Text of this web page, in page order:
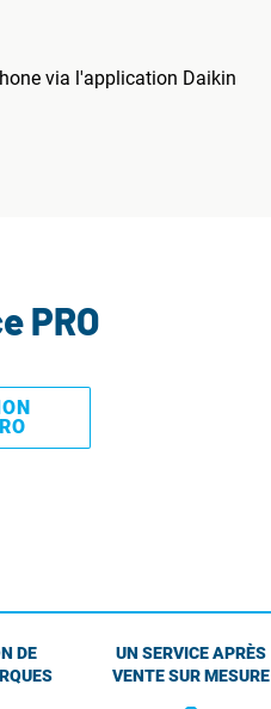
via l'application Daikin
PRO
DE
UN SERVICE APRÈS
VENTE SUR MESURE